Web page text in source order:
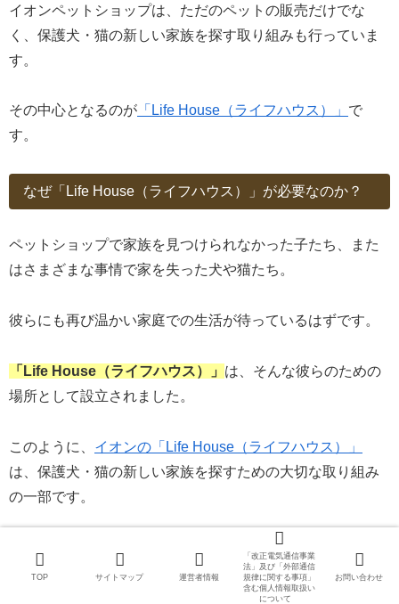
イオンペットショップは、ただのペットの販売だけでな
く、保護犬・猫の新しい家族を探す取り組みも行っていま
す。
その中心となるのが 「Life House（ライフハウス）」 で
す。
なぜ「Life House（ライフハウス）」が必要なのか？
ペットショップで家族を見つけられなかった子たち、また
はさまざまな事情で家を失った犬や猫たち。
彼らにも再び温かい家庭での生活が待っているはずです。
「Life House（ライフハウス）」 は、そんな彼らのための
場所として設立されました。
このように、 イオンの「Life House（ライフハウス）」
は、保護犬・猫の新しい家族を探すための大切な取り組み
の一部です。
命を大切にし、すべての犬や猫が幸せな生活を送ることが
できるよう、日々努力しています。
TOP サイトマップ 運営者情報
「改正電気通信事業
法」及び「外部通信
規律に関する事項」
含む個人情報取扱い
について
お問い合わせ